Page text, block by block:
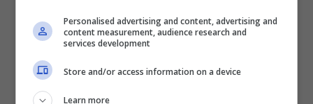
Gilet catarinfrangente
indumento da indossarequalora si
dovesse scendere dalla vettura nel
Personalised advertising and content, advertising and
content measurement, audience research and
services development
Store and/or access information on a device
Learn more